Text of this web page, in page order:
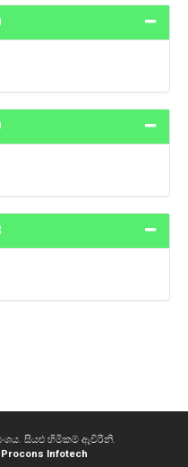
සියළු හිමිකම් ඇවිරිනි.
Procons Infotech